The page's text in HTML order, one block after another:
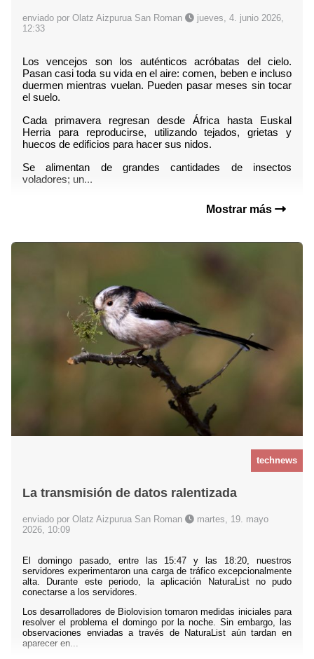
enviado por Olatz Aizpurua San Roman
jueves, 4. junio 2026,
12:33
Los vencejos son los auténticos acróbatas del cielo.
Pasan casi toda su vida en el aire: comen, beben e incluso
duermen mientras vuelan. Pueden pasar meses sin tocar
el suelo.
Cada primavera regresan desde África hasta Euskal
Herria para reproducirse, utilizando tejados, grietas y
huecos de edificios para hacer sus nidos.
Se alimentan de grandes cantidades de insectos
voladores; un...
Mostrar más
technews
La transmisión de datos ralentizada
enviado por Olatz Aizpurua San Roman
martes, 19. mayo
2026, 10:09
El domingo pasado, entre las 15:47 y las 18:20, nuestros
servidores experimentaron una carga de tráfico excepcionalmente
alta. Durante este periodo, la aplicación NaturaList no pudo
conectarse a los servidores.
Los desarrolladores de Biolovision tomaron medidas iniciales para
resolver el problema el domingo por la noche. Sin embargo, las
observaciones enviadas a través de NaturaList aún tardan en
aparecer en...